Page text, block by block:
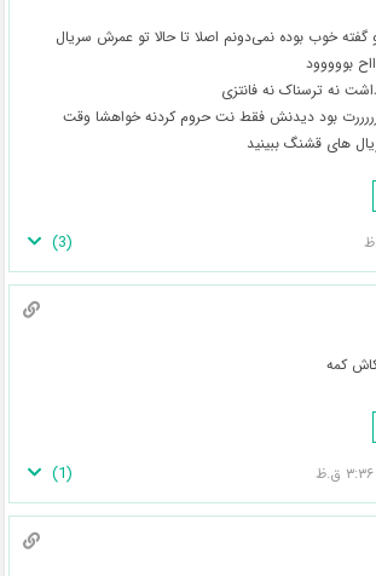
گفته خوب بوده نمی‌دونم اصلا تا حالا تو عمرش سریال
بووووود
نه ترسناک نه فانتزی
بود دیدنش فقط نت حروم کردنه خواهشا وقت
های قشنگ ببینید
(
3
)
کمه
(
1
)